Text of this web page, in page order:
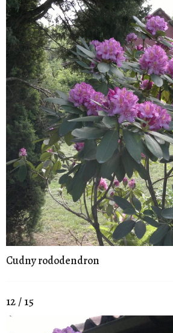
Cudny rododendron
12 / 15